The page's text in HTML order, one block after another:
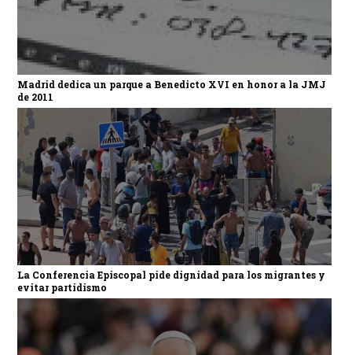
Madrid dedica un parque a Benedicto XVI en honor a la JMJ
de 2011
La Conferencia Episcopal pide dignidad para los migrantes y
evitar partidismo